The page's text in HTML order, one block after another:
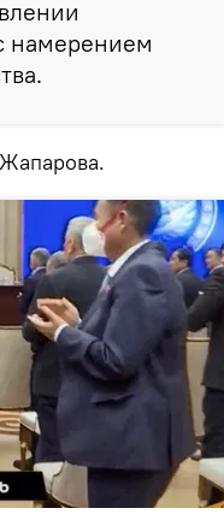
намерением